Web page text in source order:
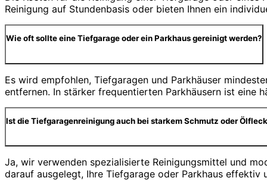
Reinigung auf Stundenbasis oder bieten Ihnen ein
Wie oft sollte eine Tiefgarage oder ein Parkhaus gereinigt werden?
Es wird empfohlen, Tiefgaragen und Parkhäuser
entfernen. In stärker frequentierten Parkhäusern ist eine
Ist die Tiefgaragenreinigung auch bei starkem Schmutz oder
Ja, wir verwenden spezialisierte Reinigungsmittel und
darauf ausgelegt, Ihre Tiefgarage oder Parkhaus effektiv